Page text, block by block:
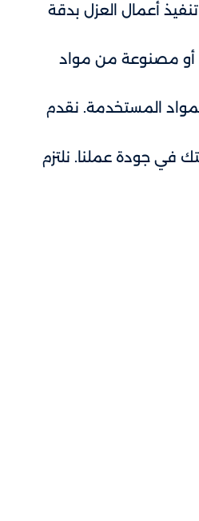
أعمال العزل بدقة
أو مصنوعة من مواد
المستخدمة. نقدم
في جودة عملنا. نلتزم